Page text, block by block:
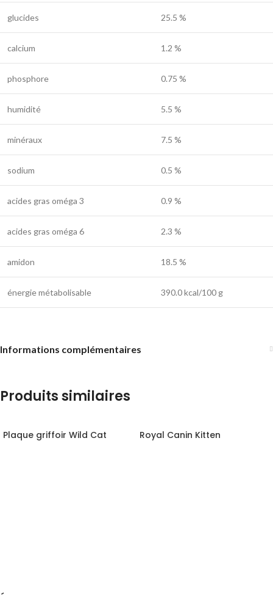
glucides 25.5 %
calcium 1.2 %
phosphore 0.75 %
humidité 5.5 %
minéraux 7.5 %
sodium 0.5 %
acides gras oméga 3 0.9 %
acides gras oméga 6 2.3 %
amidon 18.5 %
énergie métabolisable 390.0 kcal/100 g
Informations complémentaires
Produits similaires
Plaque griffoir Wild Cat Royal Canin Kitten